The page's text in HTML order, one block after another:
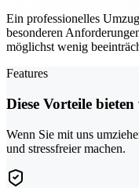
Ein professionelles
besonderen
möglichst wenig
Features
Diese Vorteile
Wenn Sie mit uns
und stressfreier machen.